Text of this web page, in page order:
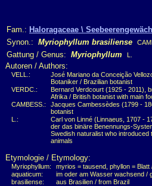
Fam.: Haloragaceae \
Synon.: Myriophyllum brasiliense
Gattung / Genus: Myriophyllum L.
Autoren / Authors:
VELL.:
José Mariano da Conceição
Botaniker / Brazilian botanist
VERDC.:
Bernard Verdcourt (1925 - 2011),
Afrika / British botanist with main
CAMBESS.:
Jacques Cambessèdes (1799 -
botanist
L.:
Carl von Linné (Linnaeus, 1707 -
der das binäre Benennungs-
Swedish naturalist who
animals
Etymologie / Etymology:
Myriophyllum:
myrios = tausend, phyllon =
aquaticum:
im oder am Wasser wachsend /
brasiliense:
aus Brasilien / from Brazil